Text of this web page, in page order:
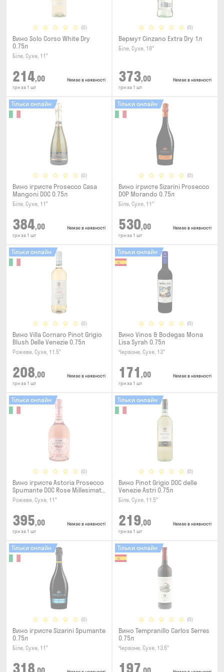
(0)
Вино Solo Corso White Dry
0.75л
Біле, Сухе, 11°
214,00
грн за 1 шт
Немає в наявності
(0)
Вермут Cinzano Extra Dry 1л
Біле, Сухе, 18°
373,00
грн за 1 шт
Немає в наявності
(0)
Тільки онлайн
Вино ігристе Prosecco Casa
Mangoni DOC 0.75л
Біле, Сухе, 11°
384,00
грн за 1 шт
Немає в наявності
(0)
Тільки онлайн
Вино ігристе Sizarini Prosecco
DOP Morando 0.75л
Біле, Сухе, 11°
530,00
грн за 1 шт
Немає в наявності
(0)
Тільки онлайн
Вино Villa Cornaro Pinot Grigio
Blush Delle Venezie 0.75л
Рожеве, Сухе, 11.5°
208,00
грн за 1 шт
Немає в наявності
(0)
Тільки онлайн
Вино Vinos & Bodegas Mona
Lisa Syrah 0.75л
Червоне, Сухе, 13°
171 ,00
грн за 1 шт
Немає в наявності
(0)
Тільки онлайн
Вино ігристе Astoria Prosecco
Spumante DOC Rose Millesimato
0.75л
Рожеве, Сухе, 11°
395,00
грн за 1 шт
Немає в наявності
(0)
Тільки онлайн
Вино Pinot Grigio DOC delle
Venezie Astri 0.75л
Біле, Сухе, 11.5°
219,00
грн за 1 шт
Немає в наявності
(0)
Тільки онлайн
Вино ігристе Sizarini Spumante
0.75л
Біле, Сухе, 11°
318
(0)
Тільки онлайн
Вино Tempranillo Carlos Serres
0.75л
Червоне, Сухе, 13.5°
197